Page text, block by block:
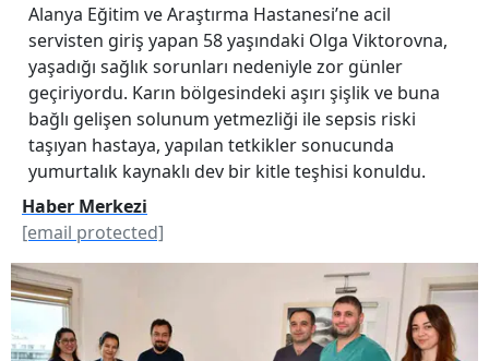
Alanya Eğitim ve Araştırma Hastanesi’ne acil
servisten giriş yapan 58 yaşındaki Olga Viktorovna,
yaşadığı sağlık sorunları nedeniyle zor günler
geçiriyordu. Karın bölgesindeki aşırı şişlik ve buna
bağlı gelişen solunum yetmezliği ile sepsis riski
taşıyan hastaya, yapılan tetkikler sonucunda
yumurtalık kaynaklı dev bir kitle teşhisi konuldu.
Haber Merkezi
[email protected]